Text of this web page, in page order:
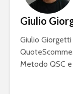
Giulio
Giulio
Metodo QSC